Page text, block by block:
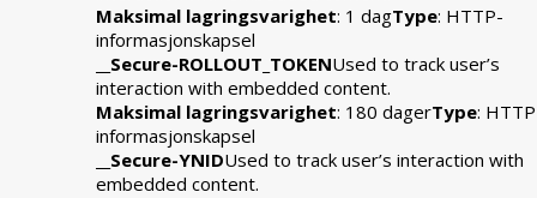
Maksimal lagringsvarighet: 1 dagType: HTTP-
informasjonskapsel
__Secure-ROLLOUT_TOKENUsed to track user’s
interaction with embedded content.
Maksimal lagringsvarighet: 180 dagerType:
informasjonskapsel
__Secure-YNIDUsed to track user’s interaction with
embedded content.